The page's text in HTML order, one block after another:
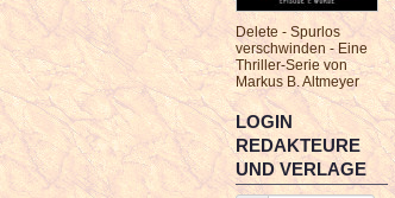
Delete - Spurlos
verschwinden - Eine
Thriller-Serie von
Markus B. Altmeyer
LOGIN
REDAKTEURE
UND VERLAGE